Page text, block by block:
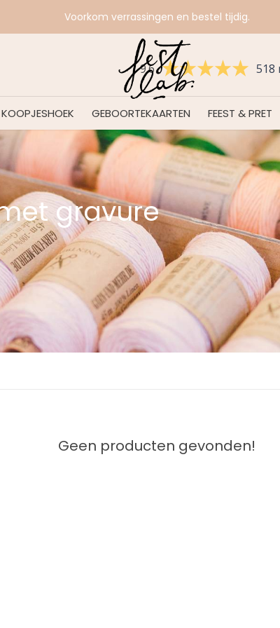
KOOPJESHOEK GEBOORTEKAARTEN FEEST & PRET
9.6 518
Voorkom verrassingen en bestel tijdig.
gravure
Geen producten gevonden!